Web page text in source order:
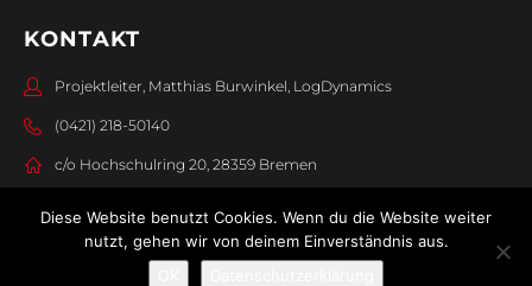
KONTAKT
Projektleiter, Matthias Burwinkel, LogDynamics
(0421) 218-50140
c/o Hochschulring 20, 28359 Bremen
Diese Website benutzt Cookies. Wenn du die Website weiter
nutzt, gehen wir von deinem Einverständnis aus.